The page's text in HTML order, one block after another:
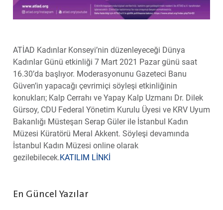
ATİAD Kadınlar Konseyi’nin düzenleyeceği Dünya
Kadınlar Günü etkinliği 7 Mart 2021 Pazar günü saat
16.30’da başlıyor. Moderasyonunu Gazeteci Banu
Güven’in yapacağı çevrimiçi söyleşi etkinliğinin
konukları; Kalp Cerrahı ve Yapay Kalp Uzmanı Dr. Dilek
Gürsoy, CDU Federal Yönetim Kurulu Üyesi ve KRV Uyum
Bakanlığı Müsteşarı Serap Güler ile İstanbul Kadın
Müzesi Küratörü Meral Akkent. Söyleşi devamında
İstanbul Kadın Müzesi online olarak
gezilebilecek.KATILIM LİNKİ
En Güncel Yazılar